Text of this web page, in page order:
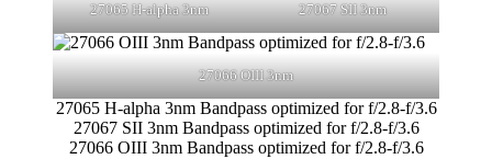
27065 H-alpha 3nm 27067 SII 3nm
27066 OIII 3nm
27065 H-alpha 3nm Bandpass optimized for f/2.8-f/3.6
27067 SII 3nm Bandpass optimized for f/2.8-f/3.6
27066 OIII 3nm Bandpass optimized for f/2.8-f/3.6